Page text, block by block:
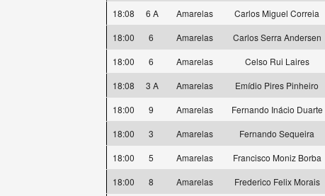
18:08
6 A Amarelas Carlos Miguel Correia
18:00
6 Amarelas Carlos Serra Andersen
18:00
6 Amarelas Celso Rui Laires
18:08
3 A Amarelas Emídio Pires Pinheiro
18:00
9 Amarelas Fernando Inácio Duarte
18:00
3 Amarelas Fernando Sequeira
18:00
5 Amarelas Francisco Moniz Borba
18:00
8 Amarelas Frederico Felix Morais